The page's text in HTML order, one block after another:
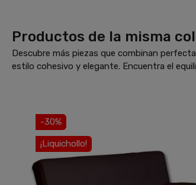
Productos de la misma
Descubre más piezas que combinan
estilo cohesivo y elegante. Encuentra el
-30%
¡Liquichollo!